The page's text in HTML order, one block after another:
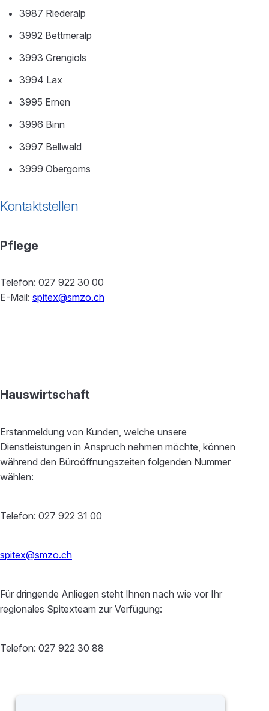
3987 Riederalp
3992 Bettmeralp
3993 Grengiols
3994 Lax
3995 Ernen
3996 Binn
3997 Bellwald
3999 Obergoms
Kontaktstellen
Pflege
Telefon: 027 922 30 00
E-Mail: spitex@smzo.ch
Hauswirtschaft
Erstanmeldung von Kunden, welche unsere
Dienstleistungen in Anspruch nehmen möchte, können
während den Büroöffnungszeiten folgenden Nummer
wählen:
Telefon: 027 922 31 00
spitex@smzo.ch
Für dringende Anliegen steht Ihnen nach wie vor Ihr
regionales Spitexteam zur Verfügung:
Telefon: 027 922 30 88